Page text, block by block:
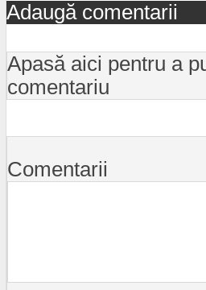
Adaugă comentarii
Apasă aici pentru a
comentariu
Comentarii